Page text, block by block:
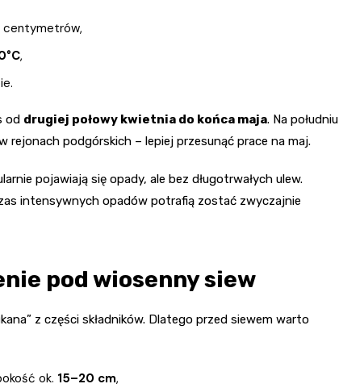
centymetrów,
,
od drugiej połowy kwietnia do końca maja. Na południu
rejonach podgórskich – lepiej przesunąć prace na maj.
pojawiają się opady, ale bez długotrwałych ulew.
intensywnych opadów potrafią zostać zwyczajnie
pod wiosenny siew
z części składników. Dlatego przed siewem warto
ok. 15–20 cm,